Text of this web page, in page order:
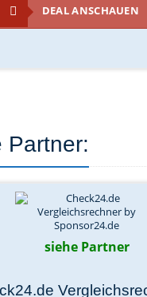
DEAL ANSCHAUEN
Partner:
siehe Partner